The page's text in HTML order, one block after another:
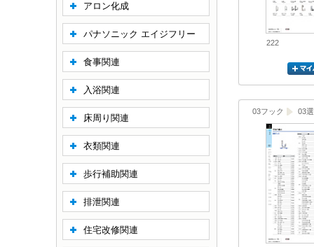
222
03フック 03
アロン化成
パナソニック エイジフリー
食事関連
入浴関連
床周り関連
衣類関連
歩行補助関連
排泄関連
住宅改修関連